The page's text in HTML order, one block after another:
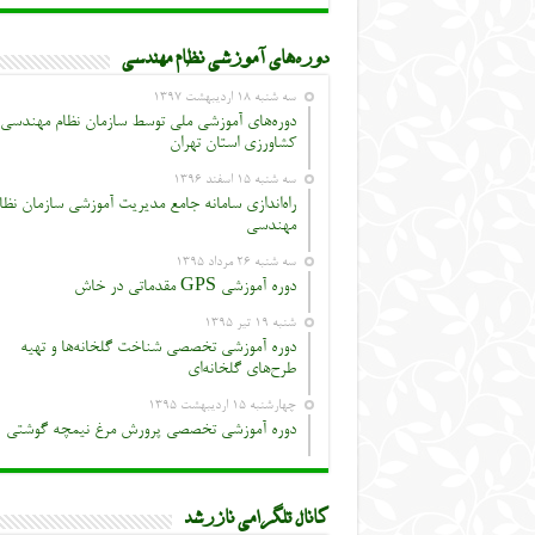
دوره‌های آموزشی نظام مهندسی
سه شنبه ۱۸ اردیبهشت ۱۳۹۷
دوره‌های آموزشی ملی توسط سازمان نظام مهندسی
کشاورزی استان تهران
سه شنبه ۱۵ اسفند ۱۳۹۶
راه‌اندازی سامانه جامع مدیریت آموزشی سازمان
مهندسی
سه شنبه ۲۶ مرداد ۱۳۹۵
دوره آموزشی GPS مقدماتی در خاش
شنبه ۱۹ تیر ۱۳۹۵
دوره آموزشی تخصصی شناخت گلخانه‌ها و تهیه
طرح‌های گلخانه‌ای
چهارشنبه ۱۵ اردیبهشت ۱۳۹۵
دوره آموزشی تخصصی پرورش مرغ نیمچه گوشتی
کانال تلگرامی نازرشد